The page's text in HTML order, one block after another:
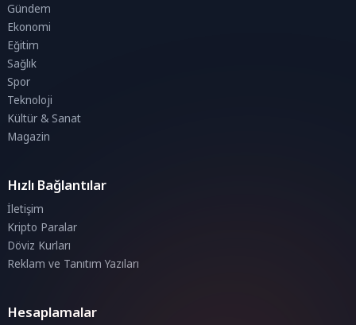
Gündem
Ekonomi
Eğitim
Sağlık
Spor
Teknoloji
Kültür & Sanat
Magazin
Hızlı Bağlantılar
İletişim
Kripto Paralar
Döviz Kurları
Reklam ve Tanıtım Yazıları
Hesaplamalar